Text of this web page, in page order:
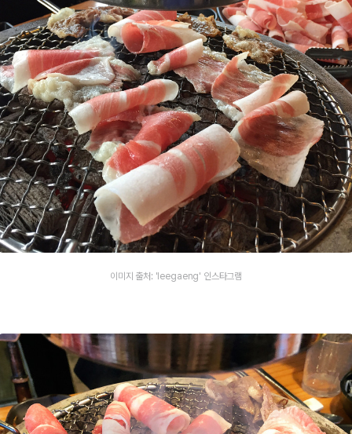
이미지 출처: 'leegaeng' 인스타그램